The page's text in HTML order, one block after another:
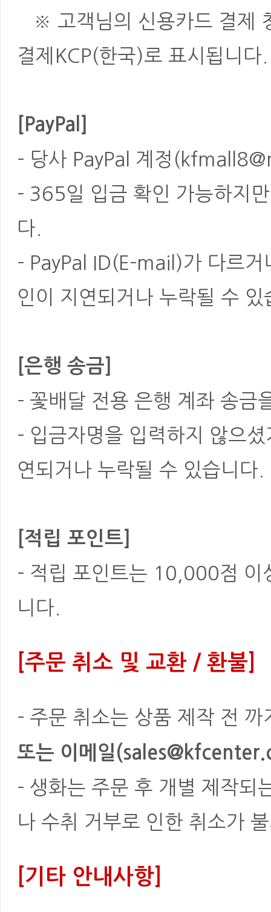
※ 고객님의 신용카드 결제
결제KCP(한국)로 표시됩니다.
[PayPal]
- 당사 PayPal 계정
- 365일 입금 확인 가능하지
다.
- PayPal ID(E-mail)가 다르
인이 지연되거나 누락될 수 있
[은행 송금]
- 꽃배달 전용 은행 계좌 송금
- 입금자명을 입력하지 않으
연되거나 누락될 수 있습니다.
[적립 포인트]
- 적립 포인트는 10,000점 이
니다.
[주문 취소 및 교환 / 환불]
- 주문 취소는 상품 제작 전
또는 이메일
- 생화는 주문 후 개별 제작되
나 수취 거부로 인한 취소가
[기타 안내사항]